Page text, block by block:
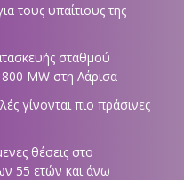
τους υπαίτιους της
σταθμού
800 ΜW στη Λάρισα
γίνονται πιο πράσινες
θέσεις στο
55 ετών και άνω